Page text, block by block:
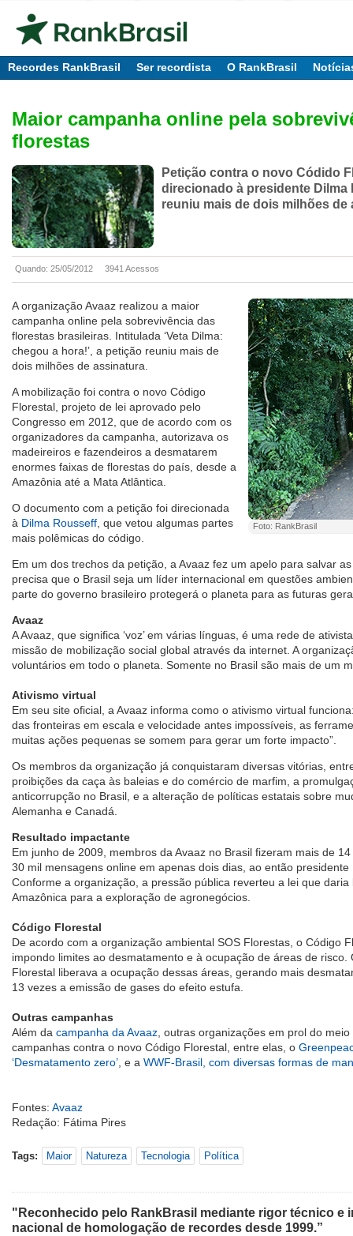
Recordes RankBrasil Ser recordista O RankBrasil
Maior campanha online pela
florestas
Petição contra o novo Códido
direcionado à presidente Dilma
reuniu mais de dois milhões de
Quando: 25/05/2012 3941 Acessos
Foto: RankBrasil
A organização Avaaz realizou a maior
campanha online pela sobrevivência das
florestas brasileiras. Intitulada ‘Veta Dilma:
chegou a hora!’, a petição reuniu mais de
dois milhões de assinatura.
A mobilização foi contra o novo Código
Florestal, projeto de lei aprovado pelo
Congresso em 2012, que de acordo com os
organizadores da campanha, autorizava os
madeireiros e fazendeiros a desmatarem
enormes faixas de florestas do país, desde a
Amazônia até a Mata Atlântica.
O documento com a petição foi direcionada
à Dilma Rousseff , que vetou algumas partes
mais polêmicas do código.
Em um dos trechos da petição, a Avaaz fez um apelo para salvar
precisa que o Brasil seja um líder internacional em questões
parte do governo brasileiro protegerá o planeta para as futuras
Avaaz
A Avaaz, que significa ‘voz’ em várias línguas, é uma rede de
missão de mobilização social global através da internet. A
voluntários em todo o planeta. Somente no Brasil são mais de um
Ativismo virtual
Em seu site oficial, a Avaaz informa como o ativismo virtual
das fronteiras em escala e velocidade antes impossíveis, as
muitas ações pequenas se somem para gerar um forte impacto”.
Os membros da organização já conquistaram diversas vitórias,
proibições da caça às baleias e do comércio de marfim, a
anticorrupção no Brasil, e a alteração de políticas estatais sobre
Alemanha e Canadá.
Resultado impactante
Em junho de 2009, membros da Avaaz no Brasil fizeram mais de
30 mil mensagens online em apenas dois dias, ao então
Conforme a organização, a pressão pública reverteu a lei que
Amazônica para a exploração de agronegócios.
Código Florestal
De acordo com a organização ambiental SOS Florestas, o Código
impondo limites ao desmatamento e à ocupação de áreas de
Florestal liberava a ocupação dessas áreas, gerando mais
13 vezes a emissão de gases do efeito estufa.
Outras campanhas
Além da campanha da Avaaz , outras organizações em prol do
campanhas contra o novo Código Florestal, entre elas, o
‘Desmatamento zero’ , e a WWF-Brasil, com diversas formas de
Fontes: Avaaz
Redação: Fátima Pires
Tags: Maior Natureza Tecnologia Política
"Reconhecido pelo RankBrasil mediante rigor técnico e
nacional de homologação de recordes desde 1999.”